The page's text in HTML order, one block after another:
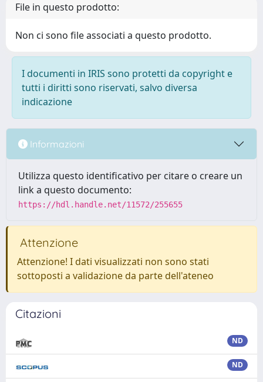
File in questo prodotto:
Non ci sono file associati a questo prodotto.
I documenti in IRIS sono protetti da copyright e
tutti i diritti sono riservati, salvo diversa
indicazione
Informazioni
Utilizza questo identificativo per citare o creare un
link a questo documento:
https://hdl.handle.net/11572/255655
Attenzione
Attenzione! I dati visualizzati non sono stati
sottoposti a validazione da parte dell'ateneo
Citazioni
ND
ND